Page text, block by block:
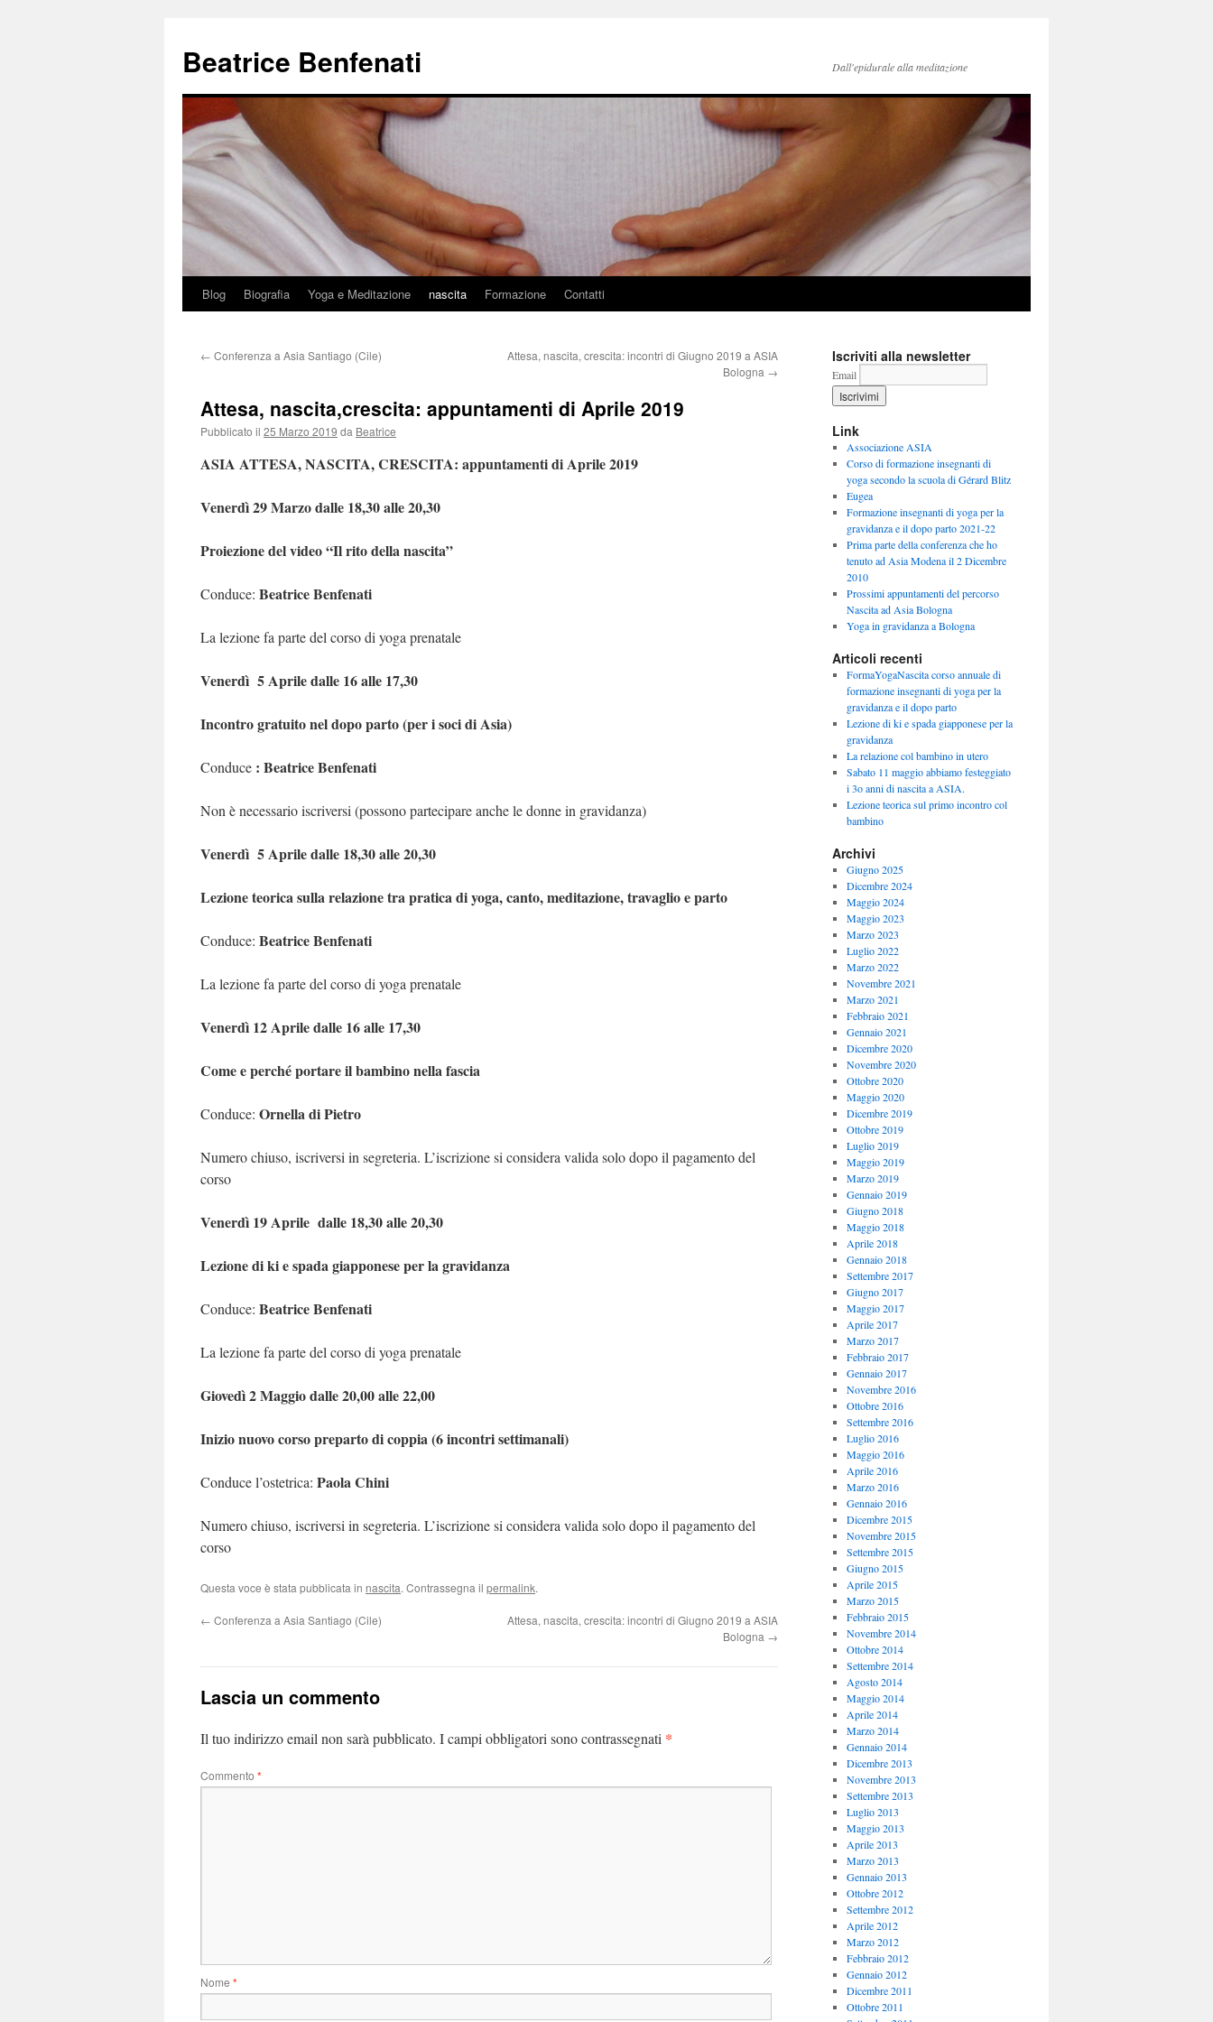
Beatrice Benfenati Dall'epidurale alla meditazione
Vai
contenuto
Blog Biografia Yoga e Meditazione nascita Formazione Contatti
← Conferenza a Asia Santiago (Cile)
Attesa, nascita, crescita: incontri di Giugno 2019 a ASIA
Bologna →
Attesa, nascita,crescita: appuntamenti di Aprile 2019
Pubblicato il 25 Marzo 2019 da Beatrice
ASIA ATTESA, NASCITA, CRESCITA: appuntamenti di Aprile 2019
Venerdì 29 Marzo dalle 18,30 alle 20,30
Proiezione del video “Il rito della nascita”
Conduce: Beatrice Benfenati
La lezione fa parte del corso di yoga prenatale
Venerdì 5 Aprile dalle 16 alle 17,30
Incontro gratuito nel dopo parto (per i soci di Asia)
Conduce : Beatrice Benfenati
Non è necessario iscriversi (possono partecipare anche le donne in gravidanza)
Venerdì 5 Aprile dalle 18,30 alle 20,30
Lezione teorica sulla relazione tra pratica di yoga, canto, meditazione, travaglio e parto
Conduce: Beatrice Benfenati
La lezione fa parte del corso di yoga prenatale
Venerdì 12 Aprile dalle 16 alle 17,30
Come e perché portare il bambino nella fascia
Conduce: Ornella di Pietro
Numero chiuso, iscriversi in segreteria. L’iscrizione si considera valida solo dopo il pagamento del
corso
Venerdì 19 Aprile dalle 18,30 alle 20,30
Lezione di ki e spada giapponese per la gravidanza
Conduce: Beatrice Benfenati
La lezione fa parte del corso di yoga prenatale
Giovedì 2 Maggio dalle 20,00 alle 22,00
Inizio nuovo corso preparto di coppia (6 incontri settimanali)
Conduce l’ostetrica: Paola Chini
Numero chiuso, iscriversi in segreteria. L’iscrizione si considera valida solo dopo il pagamento del
corso
Questa voce è stata pubblicata in nascita. Contrassegna il permalink.
← Conferenza a Asia Santiago (Cile)
Attesa, nascita, crescita: incontri di Giugno 2019 a ASIA
Bologna →
Lascia un commento
Il tuo indirizzo email non sarà pubblicato. I campi obbligatori sono contrassegnati *
Commento *
Nome *
Iscriviti alla newsletter
Email
Link
Associazione ASIA
Corso di formazione insegnanti di
yoga secondo la scuola di Gérard Blitz
Eugea
Formazione insegnanti di yoga per la
gravidanza e il dopo parto 2021-22
Prima parte della conferenza che ho
tenuto ad Asia Modena il 2 Dicembre
2010
Prossimi appuntamenti del percorso
Nascita ad Asia Bologna
Yoga in gravidanza a Bologna
Articoli recenti
FormaYogaNascita corso annuale di
formazione insegnanti di yoga per la
gravidanza e il dopo parto
Lezione di ki e spada giapponese per la
gravidanza
La relazione col bambino in utero
Sabato 11 maggio abbiamo festeggiato
i 3o anni di nascita a ASIA.
Lezione teorica sul primo incontro col
bambino
Archivi
Giugno 2025
Dicembre 2024
Maggio 2024
Maggio 2023
Marzo 2023
Luglio 2022
Marzo 2022
Novembre 2021
Marzo 2021
Febbraio 2021
Gennaio 2021
Dicembre 2020
Novembre 2020
Ottobre 2020
Maggio 2020
Dicembre 2019
Ottobre 2019
Luglio 2019
Maggio 2019
Marzo 2019
Gennaio 2019
Giugno 2018
Maggio 2018
Aprile 2018
Gennaio 2018
Settembre 2017
Giugno 2017
Maggio 2017
Aprile 2017
Marzo 2017
Febbraio 2017
Gennaio 2017
Novembre 2016
Ottobre 2016
Settembre 2016
Luglio 2016
Maggio 2016
Aprile 2016
Marzo 2016
Gennaio 2016
Dicembre 2015
Novembre 2015
Settembre 2015
Giugno 2015
Aprile 2015
Marzo 2015
Febbraio 2015
Novembre 2014
Ottobre 2014
Settembre 2014
Agosto 2014
Maggio 2014
Aprile 2014
Marzo 2014
Gennaio 2014
Dicembre 2013
Novembre 2013
Settembre 2013
Luglio 2013
Maggio 2013
Aprile 2013
Marzo 2013
Gennaio 2013
Ottobre 2012
Settembre 2012
Aprile 2012
Marzo 2012
Febbraio 2012
Gennaio 2012
Dicembre 2011
Ottobre 2011